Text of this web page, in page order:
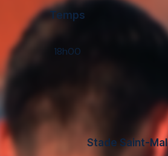
Temps
18h00
Stade Saint-